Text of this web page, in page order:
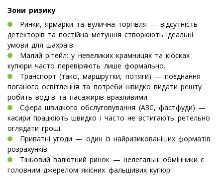
Зони ризику
Ринки, ярмарки та вулична торгівля — відсутність
детекторів та постійна метушня створюють ідеальні
умови для шахраїв.
Малий рітейл: у невеликих крамницях та кіосках
купюри часто перевіряють лише формально.
Транспорт (таксі, маршрутки, потяги) — поєднання
поганого освітлення та потреби швидко видати решту
робить водіїв та пасажирів вразливими.
Сфера швидкого обслуговування (АЗС, фастфуди) —
касири працюють швидко і часто не встигають ретельно
оглядати гроші.
Приватні угоди — один із найризикованіших форматів
розрахунків.
Тіньовий валютний ринок — нелегальні обмінники є
головним джерелом якісних фальшивих купюр.